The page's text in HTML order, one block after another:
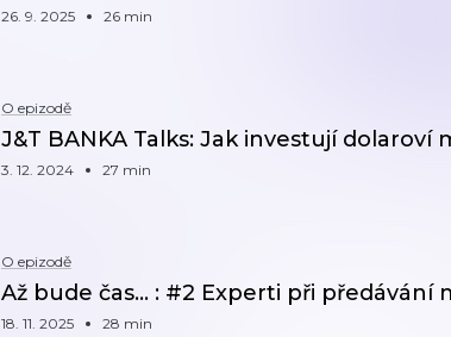
26. 9. 2025 26 min
O epizodě
J&T BANKA Talks: Jak investují dolaroví
3. 12. 2024 27 min
O epizodě
Až bude čas... : #2 Experti při předávání
18. 11. 2025 28 min